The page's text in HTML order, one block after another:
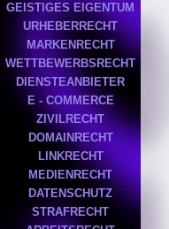
GEISTIGES EIGENTUM
URHEBERRECHT
MARKENRECHT
WETTBEWERBSRECHT
DIENSTEANBIETER
E - COMMERCE
ZIVILRECHT
DOMAINRECHT
LINKRECHT
MEDIENRECHT
DATENSCHUTZ
STRAFRECHT